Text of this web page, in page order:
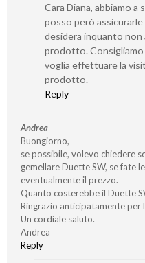
Cara Diana, abbiamo a
posso però
desidera inquanto
prodotto. Consigliamo
voglia effettuare la
prodotto.
Reply
Andrea
Buongiorno,
se possibile, volevo chiedere
gemellare Duette SW, se fate
eventualmente il prezzo.
Quanto costerebbe il Duette
Ringrazio anticipatamente per
Un cordiale saluto.
Andrea
Reply